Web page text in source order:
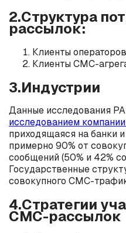
2.Структура
рассылок:
Клиенты
Клиенты СМС-
3.Индустрии
Данные исследования
исследованием
приходящаяся на банки
примерно 90% от
сообщений (50% и 42%
Государственные
совокупного СМС-
4.Стратегии
СМС-рассылок